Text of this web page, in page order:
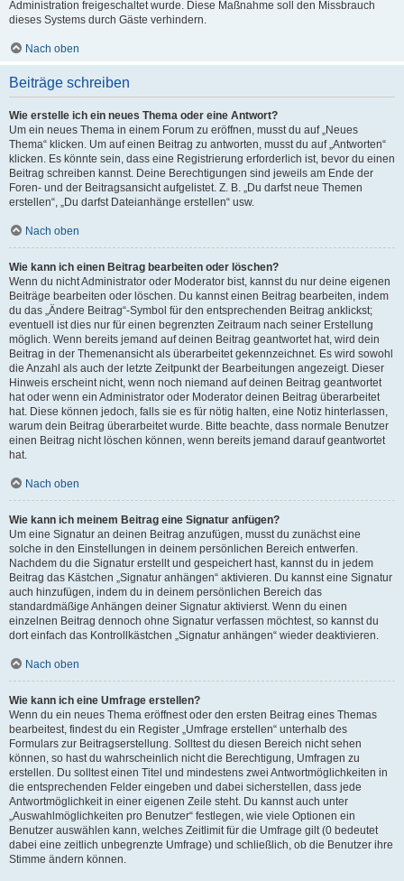
Administration freigeschaltet wurde. Diese Maßnahme soll den Missbrauch
dieses Systems durch Gäste verhindern.
Nach oben
Beiträge schreiben
Wie erstelle ich ein neues Thema oder eine Antwort?
Um ein neues Thema in einem Forum zu eröffnen, musst du auf „Neues
Thema“ klicken. Um auf einen Beitrag zu antworten, musst du auf „Antworten“
klicken. Es könnte sein, dass eine Registrierung erforderlich ist, bevor du einen
Beitrag schreiben kannst. Deine Berechtigungen sind jeweils am Ende der
Foren- und der Beitragsansicht aufgelistet. Z. B. „Du darfst neue Themen
erstellen“, „Du darfst Dateianhänge erstellen“ usw.
Nach oben
Wie kann ich einen Beitrag bearbeiten oder löschen?
Wenn du nicht Administrator oder Moderator bist, kannst du nur deine eigenen
Beiträge bearbeiten oder löschen. Du kannst einen Beitrag bearbeiten, indem
du das „Ändere Beitrag“-Symbol für den entsprechenden Beitrag anklickst;
eventuell ist dies nur für einen begrenzten Zeitraum nach seiner Erstellung
möglich. Wenn bereits jemand auf deinen Beitrag geantwortet hat, wird dein
Beitrag in der Themenansicht als überarbeitet gekennzeichnet. Es wird sowohl
die Anzahl als auch der letzte Zeitpunkt der Bearbeitungen angezeigt. Dieser
Hinweis erscheint nicht, wenn noch niemand auf deinen Beitrag geantwortet
hat oder wenn ein Administrator oder Moderator deinen Beitrag überarbeitet
hat. Diese können jedoch, falls sie es für nötig halten, eine Notiz hinterlassen,
warum dein Beitrag überarbeitet wurde. Bitte beachte, dass normale Benutzer
einen Beitrag nicht löschen können, wenn bereits jemand darauf geantwortet
hat.
Nach oben
Wie kann ich meinem Beitrag eine Signatur anfügen?
Um eine Signatur an deinen Beitrag anzufügen, musst du zunächst eine
solche in den Einstellungen in deinem persönlichen Bereich entwerfen.
Nachdem du die Signatur erstellt und gespeichert hast, kannst du in jedem
Beitrag das Kästchen „Signatur anhängen“ aktivieren. Du kannst eine Signatur
auch hinzufügen, indem du in deinem persönlichen Bereich das
standardmäßige Anhängen deiner Signatur aktivierst. Wenn du einen
einzelnen Beitrag dennoch ohne Signatur verfassen möchtest, so kannst du
dort einfach das Kontrollkästchen „Signatur anhängen“ wieder deaktivieren.
Nach oben
Wie kann ich eine Umfrage erstellen?
Wenn du ein neues Thema eröffnest oder den ersten Beitrag eines Themas
bearbeitest, findest du ein Register „Umfrage erstellen“ unterhalb des
Formulars zur Beitragserstellung. Solltest du diesen Bereich nicht sehen
können, so hast du wahrscheinlich nicht die Berechtigung, Umfragen zu
erstellen. Du solltest einen Titel und mindestens zwei Antwortmöglichkeiten in
die entsprechenden Felder eingeben und dabei sicherstellen, dass jede
Antwortmöglichkeit in einer eigenen Zeile steht. Du kannst auch unter
„Auswahlmöglichkeiten pro Benutzer“ festlegen, wie viele Optionen ein
Benutzer auswählen kann, welches Zeitlimit für die Umfrage gilt (0 bedeutet
dabei eine zeitlich unbegrenzte Umfrage) und schließlich, ob die Benutzer ihre
Stimme ändern können.